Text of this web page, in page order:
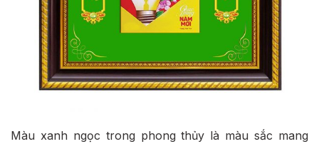
Màu xanh ngọc trong phong thủy là màu sắc mang